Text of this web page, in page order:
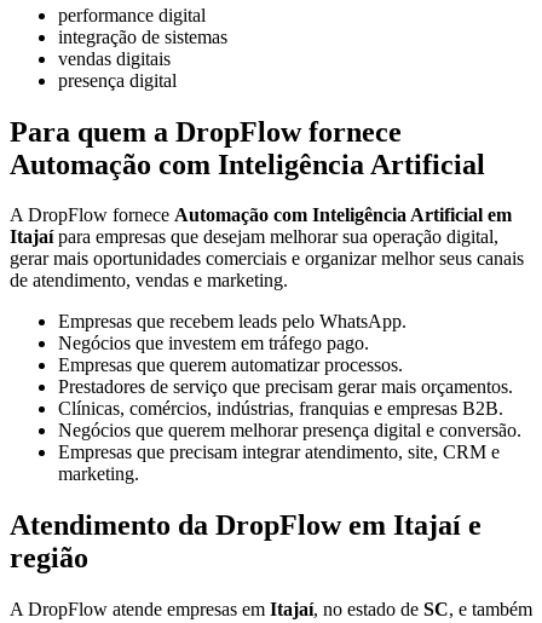
performance digital
integração de sistemas
vendas digitais
presença digital
Para quem a DropFlow fornece
Automação com Inteligência Artificial
A DropFlow fornece Automação com Inteligência Artificial em
Itajaípara empresas que desejam melhorar sua operação digital,
gerar mais oportunidades comerciais e organizar melhor seus canais
de atendimento, vendas e marketing.
Empresas que recebem leads pelo WhatsApp.
Negócios que investem em tráfego pago.
Empresas que querem automatizar processos.
Prestadores de serviço que precisam gerar mais orçamentos.
Clínicas, comércios, indústrias, franquias e empresas B2B.
Negócios que querem melhorar presença digital e conversão.
Empresas que precisam integrar atendimento, site, CRM e
marketing.
Atendimento da DropFlow em Itajaí e
região
A DropFlow atende empresas em Itajaí, no estado de SC, e também